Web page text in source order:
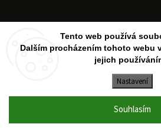
Tento web používá
Dalším procházením tohoto webu
jejich
Nastavení
Souhlasím
Sledovat na Instagramu
Aesthetic Store.
Upravit nastavení